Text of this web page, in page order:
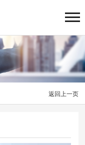
返回上一页